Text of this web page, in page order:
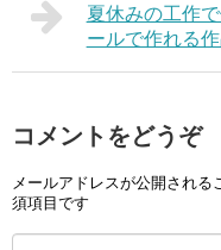
夏休みの工作
ールで作れる作
コメントをどうぞ
メールアドレスが公開される
須項目です